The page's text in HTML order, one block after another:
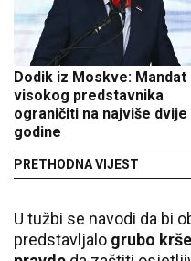
Dodik iz Moskve: Mandat
visokog predstavnika
ograničiti na najviše dvije
godine
PRETHODNA VIJEST
U tužbi se navodi da bi
predstavljalo grubo